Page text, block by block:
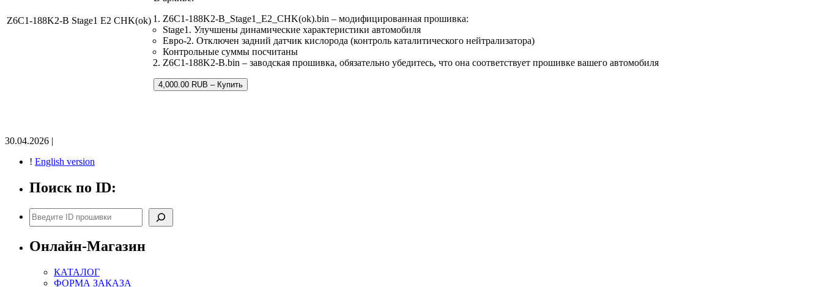
Z6C1-188K2-B Stage1 E2 CHK(ok)
Z6C1-188K2-B_Stage1_E2_CHK(ok).bin – модифицированная прошивка:
Stage1. Улучшены динамические характеристики автомобиля
Евро-2. Отключен задний датчик кислорода (контроль каталитического нейтрализатора)
Контрольные суммы посчитаны
Z6C1-188K2-B.bin – заводская прошивка, обязательно убедитесь, что она соответствует прошивке вашего автомобиля
4,000.00 RUB – Купить
30.04.2026 |
! English version
Поиск по ID:
Поиск
Онлайн-Магазин
КАТАЛОГ
ФОРМА ЗАКАЗА